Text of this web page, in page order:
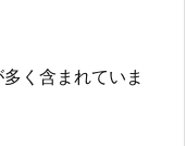
く含まれていま